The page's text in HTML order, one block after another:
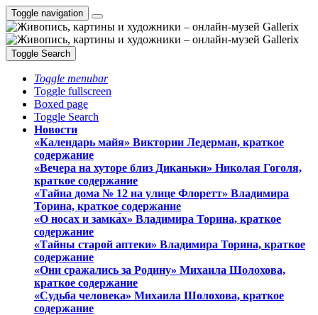
Toggle navigation
Toggle Search
Toggle menubar
Toggle fullscreen
Boxed page
Toggle Search
Новости
«Календарь майя» Виктории Ледерман, краткое
содержание
«Вечера на хуторе близ Диканьки» Николая Гоголя,
краткое содержание
«Тайна дома № 12 на улице Флоретт» Владимира
Торина, краткое содержание
«О носах и замка́х» Владимира Торина, краткое
содержание
«Тайны старой аптеки» Владимира Торина, краткое
содержание
«Они сражались за Родину» Михаила Шолохова,
краткое содержание
«Судьба человека» Михаила Шолохова, краткое
содержание